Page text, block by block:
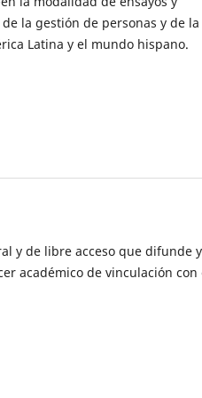
la gestión de personas y de la
Latina y el mundo hispano.
y de libre acceso que difunde y
académico de vinculación con